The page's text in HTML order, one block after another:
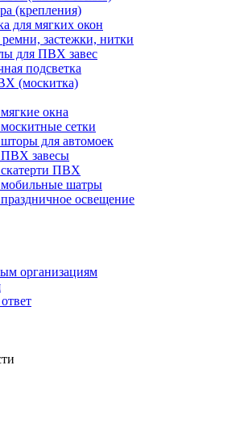
(крепления)
для мягких окон
застежки, нитки
для ПВХ завес
подсветка
(москитка)
окна
сетки
для автомоек
завесы
ПВХ
шатры
освещение
организациям